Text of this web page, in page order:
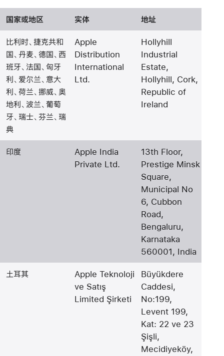
国家或地区 实体 地址
比利时、捷克共和
国、丹麦、德国、西
班牙、法国、匈牙
利、爱尔兰、意大
利、荷兰、挪威、奥
地利、波兰、葡萄
牙、瑞士、芬兰、瑞
典
Apple
Distribution
International
Ltd.
Hollyhill
Industrial
Estate,
Hollyhill, Cork,
Republic of
Ireland
印度
Apple India
Private Ltd.
13th Floor,
Prestige Minsk
Square,
Municipal No
6, Cubbon
Road,
Bengaluru,
Karnataka
560001, India
土耳其
Apple Teknoloji
ve Satış
Limited Şirketi
Büyükdere
Caddesi,
No:199,
Levent 199,
Kat: 22 ve 23
Şişli,
Mecidiyeköy,